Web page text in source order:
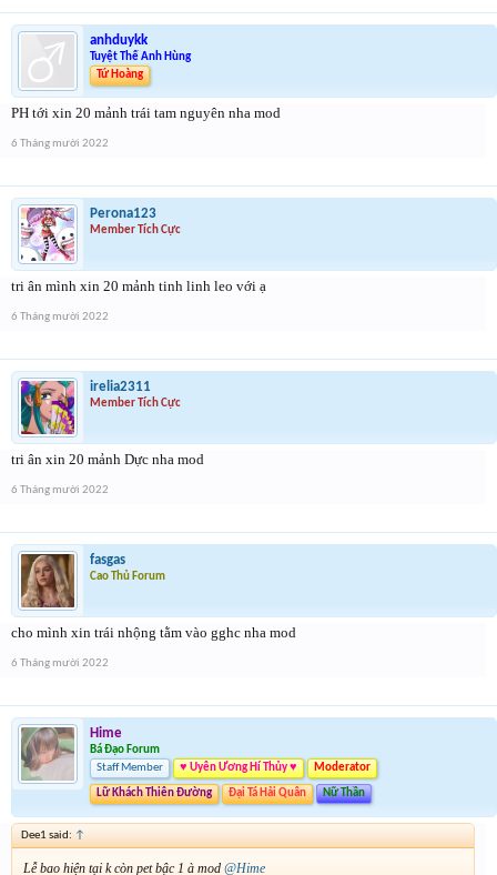
anhduykk
Tuyệt Thế Anh Hùng
Tứ Hoàng
PH tới xin 20 mảnh trái tam nguyên nha mod
6 Tháng mười 2022
Perona123
Member Tích Cực
tri ân mình xin 20 mảnh tinh linh leo với ạ
6 Tháng mười 2022
irelia2311
Member Tích Cực
tri ân xin 20 mảnh Dực nha mod
6 Tháng mười 2022
fasgas
Cao Thủ Forum
cho mình xin trái nhộng tằm vào gghc nha mod
6 Tháng mười 2022
Hime
Bá Đạo Forum
Staff Member
♥ Uyên Ương Hí Thủy ♥ Moderator
Lữ Khách Thiên Đường Đại Tá Hải Quân Nữ Thần
Dee1 said: ↑
Lễ bao hiện tại k còn pet bậc 1 à mod @Hime